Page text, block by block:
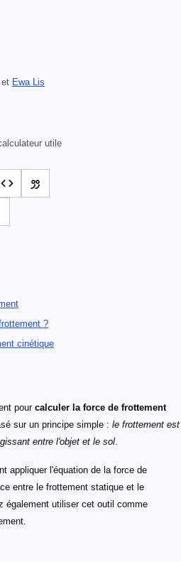
et Ewa Lis
utile
?
cinétique
pour calculer la force de frottement
sur un principe simple : le frottement est
entre l'objet et le sol.
appliquer l'équation de la force de
entre le frottement statique et le
également utiliser cet outil comme